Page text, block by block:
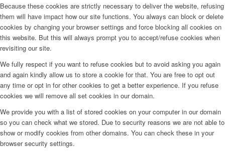
Because these cookies are strictly necessary to deliver the website, refusing
them will have impact how our site functions. You always can block or delete
cookies by changing your browser settings and force blocking all cookies on
this website. But this will always prompt you to accept/refuse cookies when
revisiting our site.
We fully respect if you want to refuse cookies but to avoid asking you again
and again kindly allow us to store a cookie for that. You are free to opt out
any time or opt in for other cookies to get a better experience. If you refuse
cookies we will remove all set cookies in our domain.
We provide you with a list of stored cookies on your computer in our domain
so you can check what we stored. Due to security reasons we are not able to
show or modify cookies from other domains. You can check these in your
browser security settings.